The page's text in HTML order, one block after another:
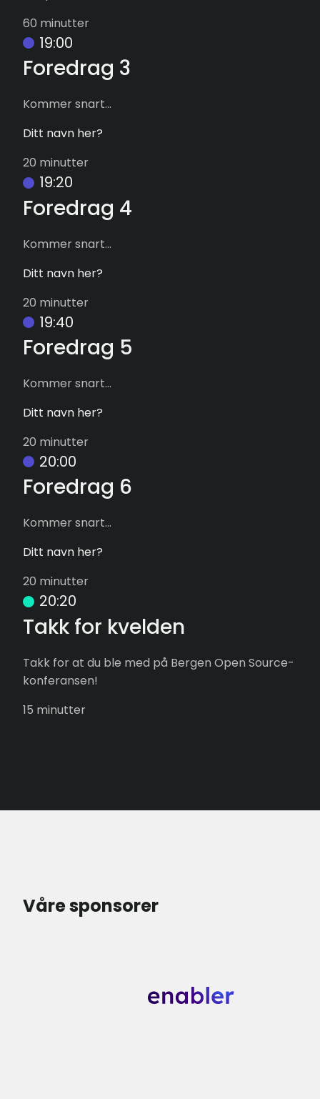
60 minutter
19:00
Foredrag 3
Kommer snart...
Ditt navn her?
20 minutter
19:20
Foredrag 4
Kommer snart...
Ditt navn her?
20 minutter
19:40
Foredrag 5
Kommer snart...
Ditt navn her?
20 minutter
20:00
Foredrag 6
Kommer snart...
Ditt navn her?
20 minutter
20:20
Takk for kvelden
Takk for at du ble med på Bergen Open Source-
konferansen!
15 minutter
Våre sponsorer